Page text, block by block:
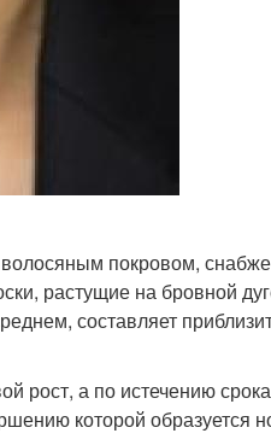
покровом,
растущие на бровной
составляет
рост, а по истечению
которой образуется